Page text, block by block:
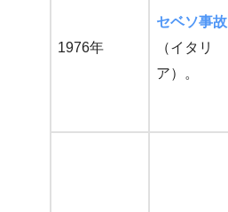
1976年
セベソ事故
（イタリ
ア）。